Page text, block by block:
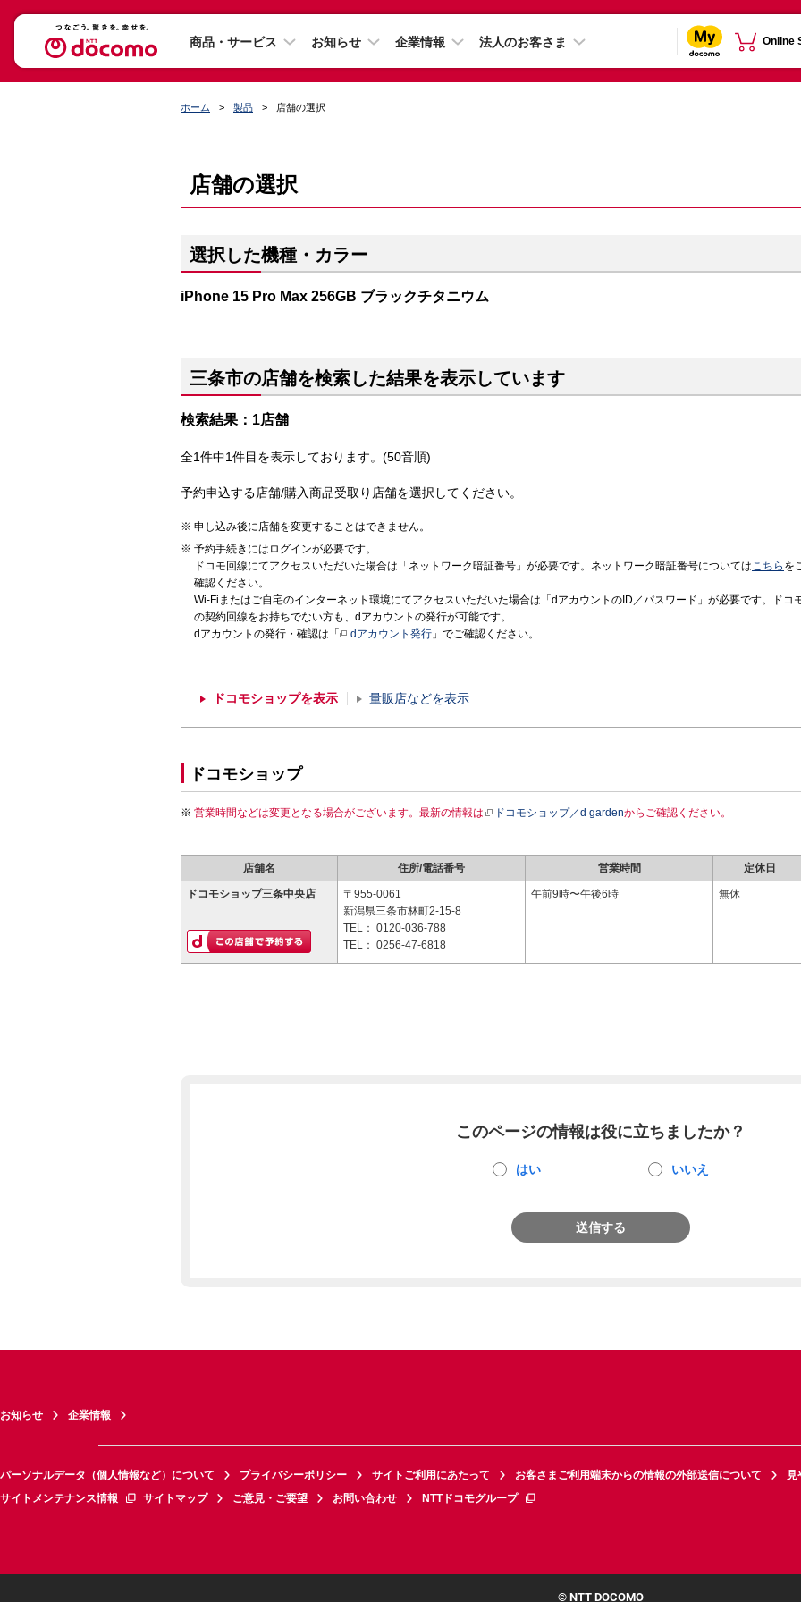
商品・サービス お知らせ 企業情報 法人のお客さま Online
ホーム 製品 店舗の選択
店舗の選択
選択した機種・カラー
iPhone 15 Pro Max 256GB ブラックチタニウム
三条市の店舗を検索した結果を表示しています
検索結果：1店舗
全1件中1件目を表示しております。(50音順)
予約申込する店舗/購入商品受取り店舗を選択してください。
申し込み後に店舗を変更することはできません。
予約手続きにはログインが必要です。
ドコモ回線にてアクセスいただいた場合は「ネットワーク暗証番号」が必要です。ネットワーク暗証番号についてはこちら を
確認ください。
Wi-Fiまたはご自宅のインターネット環境にてアクセスいただいた場合は「dアカウントのID／パスワード」が必要です。ドコ
の契約回線をお持ちでない方も、dアカウントの発行が可能です。
dアカウントの発行・確認は「
dアカウント発行 」でご確認ください。
ドコモショップを表示 量販店などを表示
ドコモショップ
営業時間などは変更となる場合がございます。最新の情報は ドコモショップ／d gardenからご確認ください。
店舗名 住所/電話番号 営業時間 定休日
ドコモショップ三条中央店
〒955-0061
新潟県三条市林町2-15-8
TEL： 0120-036-788
TEL： 0256-47-6818
午前9時〜午後6時 無休
このページの情報は役に立ちましたか？
はい いいえ
送信する
お知らせ 企業情報
パーソナルデータ（個人情報など）について プライバシーポリシー サイトご利用にあたって お客さまご利用端末からの情報の外部送信について
見
サイトメンテナンス情報
サイトマップ ご意見・ご要望 お問い合わせ NTTドコモグループ
© NTT DOCOMO